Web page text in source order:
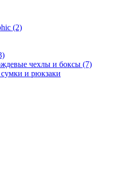
(2)
чехлы и боксы (7)
и рюкзаки